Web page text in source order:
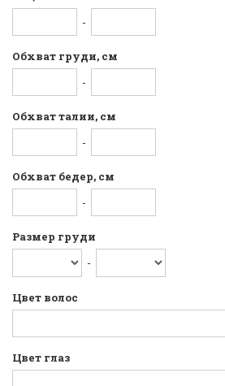
-
Обхват груди, см
-
Обхват талии, см
-
Обхват бедер, см
-
Размер груди
-
Цвет волос
Цвет глаз